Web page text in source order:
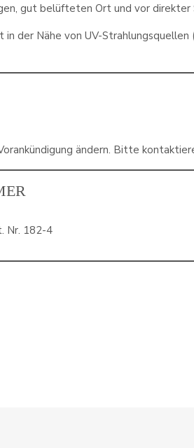
gut belüfteten Ort und vor direkter
der Nähe von UV-
ändern. Bitte
Nr. 182-4